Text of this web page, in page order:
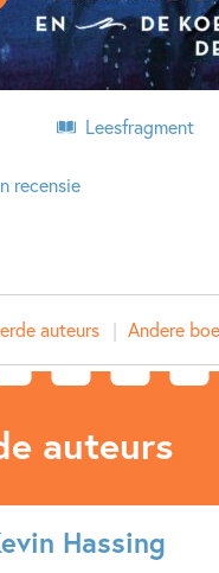
Leesfragment
recensie
auteurs Andere
auteurs
Hassing